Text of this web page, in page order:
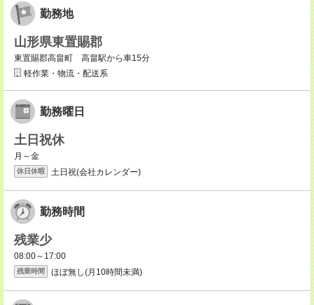
勤務地
山形県東置賜郡
東置賜郡高畠町 高畠駅から車15分
軽作業・物流・配送系
勤務曜日
土日祝休
月～金
休日休暇 土日祝(会社カレンダー)
勤務時間
残業少
08:00～17:00
残業時間 ほぼ無し(月10時間未満)